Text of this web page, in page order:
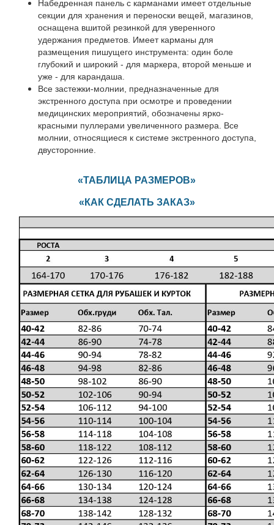
Набедренная панель с карманами имеет отдельные
секции для хранения и переноски вещей, магазинов,
оснащена вшитой резинкой для уверенного
удержания предметов. Имеет карманы для
размещения пишущего инструмента: один боле
глубокий и широкий - для маркера, второй меньше и
уже - для карандаша.
Все застежки-молнии, предназначенные для
экстренного доступа при осмотре и проведении
медицинских мероприятий, обозначены ярко-
красными пуллерами увеличенного размера. Все
молнии, относящиеся к системе экстренного доступа,
двусторонние.
«ТАБЛИЦА РАЗМЕРОВ»
« КАК СДЕЛАТЬ ЗАКАЗ»